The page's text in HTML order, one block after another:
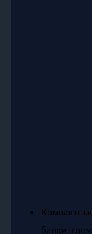
балки в